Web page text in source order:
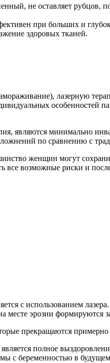
не оставляет рубцов,
при больших и
здоровых тканей.
лазерную
особенностей
являются минимально
по сравнению с
женщин могут
все возможные риски и
с использованием
месте эрозии
прекращаются примерно
полное
с беременностью в